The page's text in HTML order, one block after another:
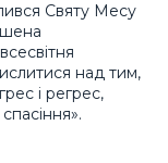
Святу Месу
над тим,
і регрес,